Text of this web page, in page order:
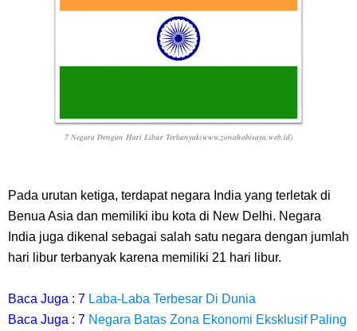
7 Negara Dengan Hari Libur Terbanyak(www.zonahobisaya.web.id)
Pada urutan ketiga, terdapat negara India yang terletak di
Benua Asia dan memiliki ibu kota di New Delhi. Negara
India juga dikenal sebagai salah satu negara dengan jumlah
hari libur terbanyak karena memiliki 21 hari libur.
Baca Juga : 7 Laba-Laba Terbesar Di Dunia
Baca Juga : 7 Negara Batas Zona Ekonomi Eksklusif Paling